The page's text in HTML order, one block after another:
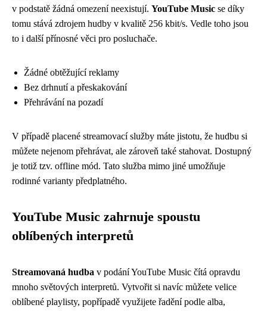
v podstatě žádná omezení neexistují. YouTube Music se díky
tomu stává zdrojem hudby v kvalitě 256 kbit/s. Vedle toho jsou
to i další přínosné věci pro posluchače.
Žádné obtěžující reklamy
Bez drhnutí a přeskakování
Přehrávání na pozadí
V případě placené streamovací služby máte jistotu, že hudbu si
můžete nejenom přehrávat, ale zároveň také stahovat. Dostupný
je totiž tzv. offline mód. Tato služba mimo jiné umožňuje
rodinné varianty předplatného.
YouTube Music zahrnuje spoustu
oblíbených interpretů
Streamovaná hudba v podání YouTube Music čítá opravdu
mnoho světových interpretů. Vytvořit si navíc můžete velice
oblíbené playlisty, popřípadě využijete řadění podle alba,